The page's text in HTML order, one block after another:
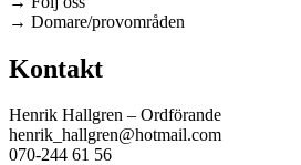
→ Domare/provområden
Kontakt
Henrik Hallgren – Ordförande
henrik_hallgren@hotmail.com
070-244 61 56